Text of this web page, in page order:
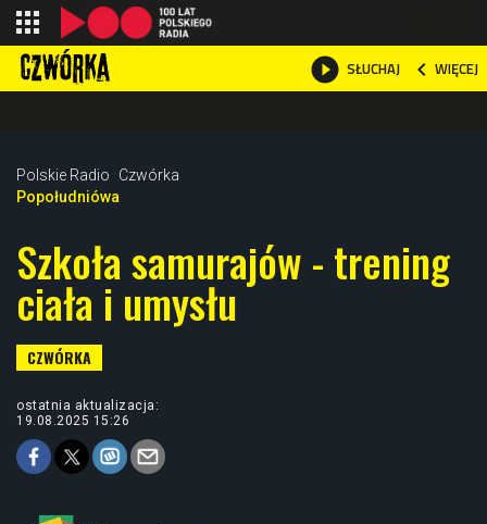
 SŁUCHAJ  WIĘCEJ

Polskie Radio
Czwórka
Popołudniówa
Szkoła samurajów - trening
ciała i umysłu
ostatnia aktualizacja:
19.08.2025 15:26